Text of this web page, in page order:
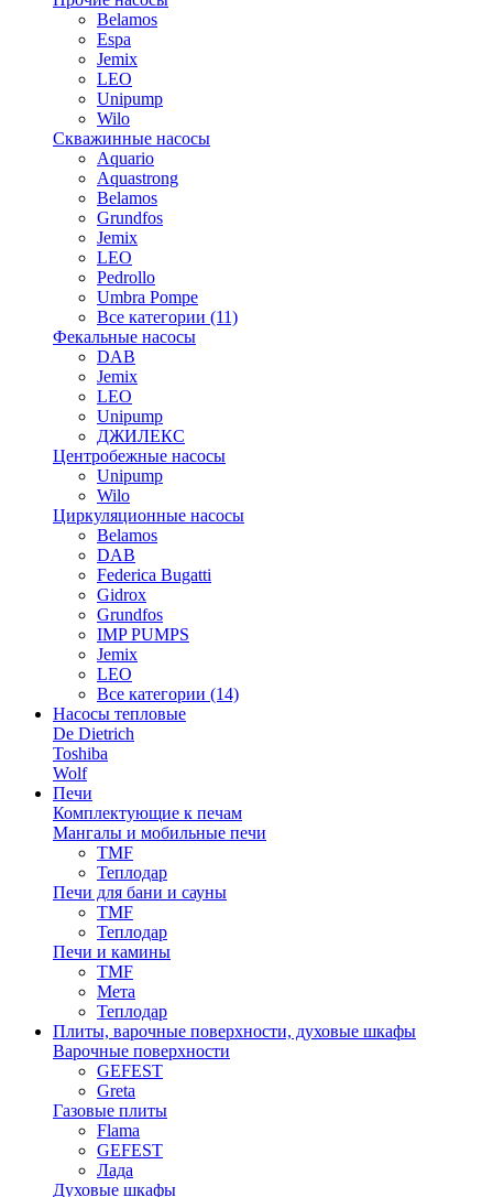
Belamos
Espa
Jemix
LEO
Unipump
Wilo
Скважинные насосы
Aquario
Aquastrong
Belamos
Grundfos
Jemix
LEO
Pedrollo
Umbra Pompe
Все категории (11)
Фекальные насосы
DAB
Jemix
LEO
Unipump
ДЖИЛЕКС
Центробежные насосы
Unipump
Wilo
Циркуляционные насосы
Belamos
DAB
Federica Bugatti
Gidrox
Grundfos
IMP PUMPS
Jemix
LEO
Все категории (14)
Насосы тепловые
De Dietrich
Toshiba
Wolf
Печи
Комплектующие к печам
Мангалы и мобильные печи
TMF
Теплодар
Печи для бани и сауны
TMF
Теплодар
Печи и камины
TMF
Мета
Теплодар
Плиты, варочные поверхности, духовые шкафы
Варочные поверхности
GEFEST
Greta
Газовые плиты
Flama
GEFEST
Лада
Духовые шкафы